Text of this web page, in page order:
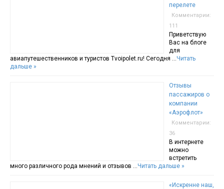
перелете
Комментарии:
111
Приветствую
Вас на блоге
для
авиапутешественников и туристов Tvoipolet.ru! Сегодня … Читать
дальше »
Отзывы
пассажиров о
компании
«Аэрофлот»
Комментарии:
36
В интернете
можно
встретить
много различного рода мнений и отзывов … Читать дальше »
«Искренне наш,